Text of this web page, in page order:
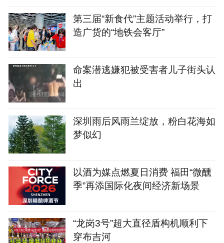
第三届“新食代”主题活动举行，打
造广货的“地铁会客厅”
命案潜逃嫌犯被受害者儿子街头认
出
深圳雨后风雨兰绽放，粉白花海如
梦似幻
以酒为媒点燃夏日消费 福田“微醺
季”再添国际化夜间经济新场景
“龙岗3号”超大直径盾构机顺利下
穿布吉河